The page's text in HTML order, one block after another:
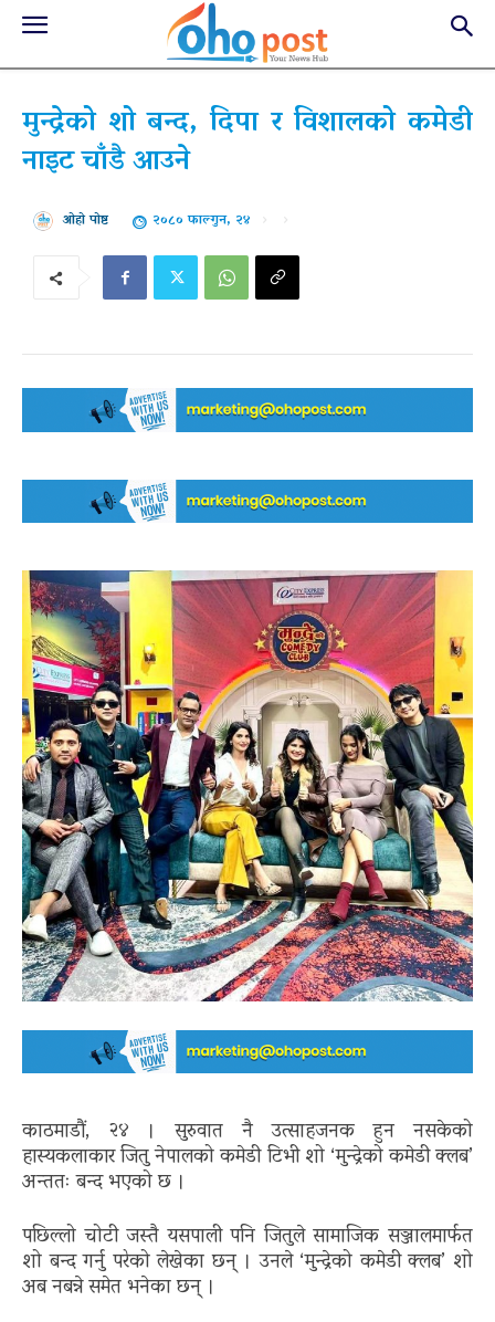
मुन्द्रेको शो बन्द, दिपा र विशालको कमेडी
नाइट चाँडै आउने
ओहो पोष्ट २०८० फाल्गुन, २४
काठमाडौं, २४ । सुरुवात नै उत्साहजनक हुन नसकेको
हास्यकलाकार जितु नेपालको कमेडी टिभी शो ‘मुन्द्रेको कमेडी क्लब’
अन्ततः बन्द भएको छ ।
पछिल्लो चोटी जस्तै यसपाली पनि जितुले सामाजिक सञ्जालमार्फत
शो बन्द गर्नु परेको लेखेका छन् । उनले ‘मुन्द्रेको कमेडी क्लब’ शो
अब नबन्ने समेत भनेका छन् ।